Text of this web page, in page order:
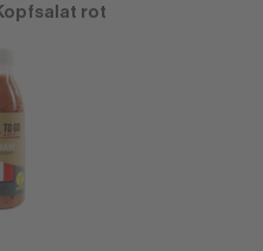
rot